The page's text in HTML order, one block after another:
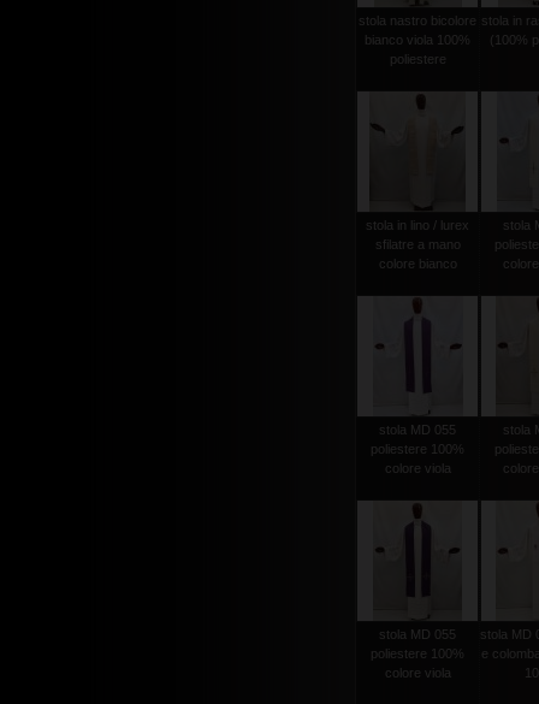
stola nastro bicolore
bianco viola 100%
poliestere
stola in
(100%
stola in lino / lurex
sfilatre a mano
colore bianco
stola
stola MD 055
poliestere 100%
colore viola
stola
stola MD 055
poliestere 100%
colore viola
stola MD
e